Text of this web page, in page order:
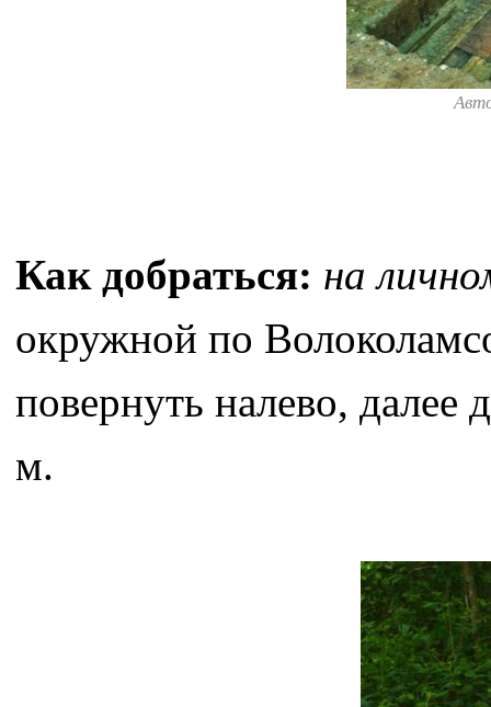
Как добраться: на
окружной по
повернуть налево, далее
м.